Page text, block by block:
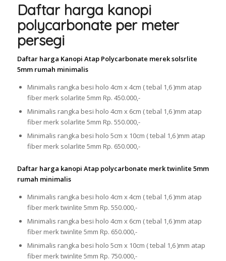
Daftar harga kanopi
polycarbonate per meter
persegi
Daftar harga Kanopi Atap Polycarbonate merek solsrlite
5mm rumah minimalis
Minimalis rangka besi holo 4cm x 4cm ( tebal 1,6 )mm atap
fiber merk solarlite 5mm Rp. 450.000,-
Minimalis rangka besi holo 4cm x 6cm ( tebal 1,6 )mm atap
fiber merk solarlite 5mm Rp. 550.000,-
Minimalis rangka besi holo 5cm x 10cm ( tebal 1,6 )mm atap
fiber merk solarlite 5mm Rp. 650.000,-
Daftar harga kanopi Atap polycarbonate merk twinlite 5mm
rumah minimalis
Minimalis rangka besi holo 4cm x 4cm ( tebal 1,6 )mm atap
fiber merk twinlite 5mm Rp. 550.000,-
Minimalis rangka besi holo 4cm x 6cm ( tebal 1,6 )mm atap
fiber merk twinlite 5mm Rp. 650.000,-
Minimalis rangka besi holo 5cm x 10cm ( tebal 1,6 )mm atap
fiber merk twinlite 5mm Rp. 750.000,-